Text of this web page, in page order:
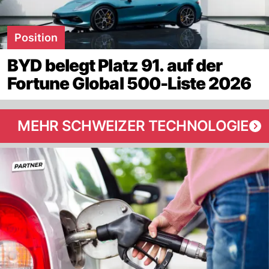
Position
BYD belegt Platz 91. auf der
Fortune Global 500-Liste 2026
MEHR SCHWEIZER TECHNOLOGIE